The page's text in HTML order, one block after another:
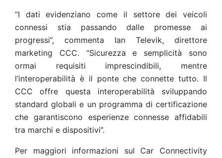
“I dati evidenziano come il settore dei veicoli
connessi stia passando dalle promesse ai
progressi”, commenta Ian Televik, direttore
marketing CCC. “Sicurezza e semplicità sono
ormai requisiti imprescindibili, mentre
l’interoperabilità è il ponte che connette tutto. Il
CCC offre questa interoperabilità sviluppando
standard globali e un programma di certificazione
che garantiscono esperienze connesse affidabili
tra marchi e dispositivi”.
Per maggiori informazioni sul Car Connectivity